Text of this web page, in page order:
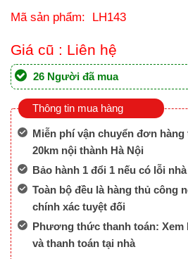
Mã sản phẩm: LH143
Giá cũ : Liên hệ
26 Người đã mua
Thông tin mua hàng
Miễn phí vận chuyển đơn hàng
20km nội thành Hà Nội
Bảo hành 1 đổi 1 nếu có lỗi
Toàn bộ đều là hàng thủ công
chính xác tuyệt đối
Phương thức thanh toán: Xem
và thanh toán tại nhà